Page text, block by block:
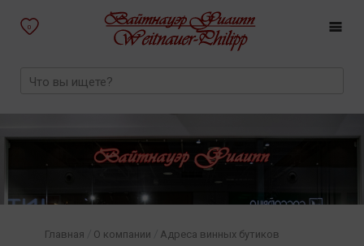
0
Главная О компании Адреса винных бутиков